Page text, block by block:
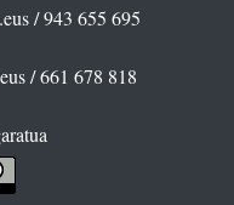
/ 943 655 695
/ 661 678 818